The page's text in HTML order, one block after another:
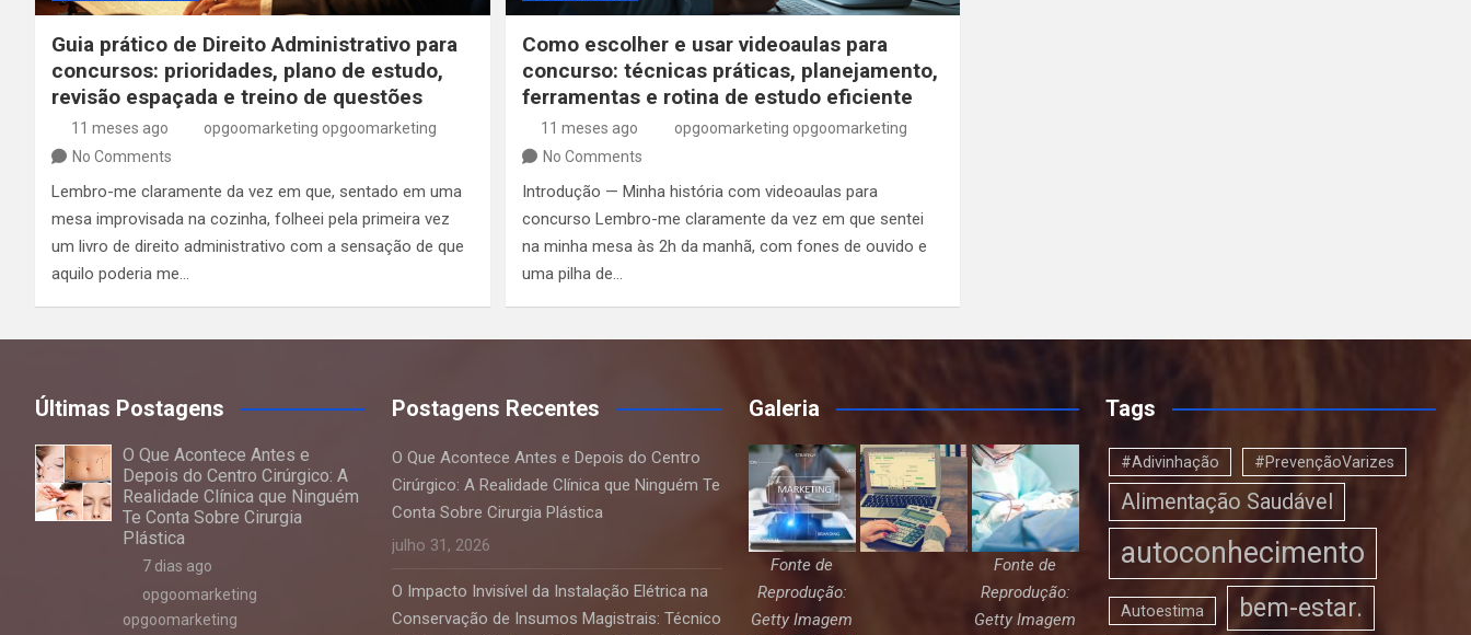
Guia prático de Direito Administrativo para
concursos: prioridades, plano de estudo,
revisão espaçada e treino de questões
11 meses ago
opgoomarketing opgoomarketing
No Comments
Lembro-me claramente da vez em que, sentado em uma
mesa improvisada na cozinha, folheei pela primeira vez
um livro de direito administrativo com a sensação de que
aquilo poderia me…
Como escolher e usar videoaulas para
concurso: técnicas práticas, planejamento,
ferramentas e rotina de estudo eficiente
11 meses ago
opgoomarketing opgoomarketing
No Comments
Introdução — Minha história com videoaulas para
concurso Lembro-me claramente da vez em que sentei
na minha mesa às 2h da manhã, com fones de ouvido e
uma pilha de…
Últimas Postagens
O Que Acontece Antes e
Depois do Centro Cirúrgico: A
Realidade Clínica que Ninguém
Te Conta Sobre Cirurgia
Plástica
7 dias ago
opgoomarketing
opgoomarketing
Postagens Recentes
O Que Acontece Antes e Depois do Centro
Cirúrgico: A Realidade Clínica que Ninguém Te
Conta Sobre Cirurgia Plástica
julho 31, 2026
O Impacto Invisível da Instalação Elétrica na
Conservação de Insumos Magistrais: Técnico
Galeria
Fonte de
Reprodução:
Getty Imagem
Fonte de
Reprodução:
Getty Imagem
Tags
#Adivinhação #PrevençãoVarizes
Alimentação Saudável
autoconhecimento
Autoestima bem-estar.